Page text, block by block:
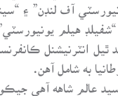
آف لنڊن” ۽
۾ اچي “شفيلڊ
ٿيل انٽرنيشنل
به شامل آهن.
سيد عالم شاهه